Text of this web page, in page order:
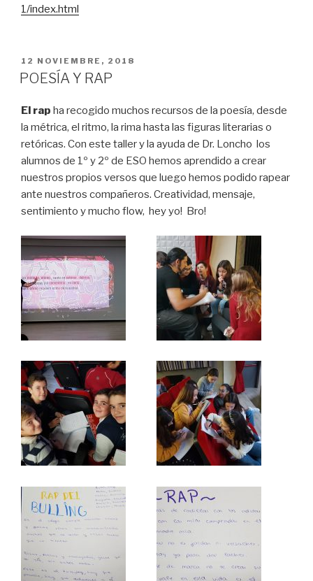
1/index.html
PUBLICADO
EN
12 NOVIEMBRE, 2018
POESÍA Y RAP
El rap ha recogido muchos recursos de la poesía, desde
la métrica, el ritmo, la rima hasta las figuras literarias o
retóricas. Con este taller y la ayuda de Dr. Loncho los
alumnos de 1º y 2º de ESO hemos aprendido a crear
nuestros propios versos que luego hemos podido rapear
ante nuestros compañeros. Creatividad, mensaje,
sentimiento y mucho flow, hey yo! Bro!